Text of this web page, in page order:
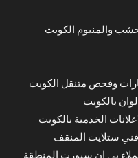
والمنيوم الكويت
وفحص متنقل الكويت
بالكويت
الخدمية بالكويت
بي ان سبورت المنطقة